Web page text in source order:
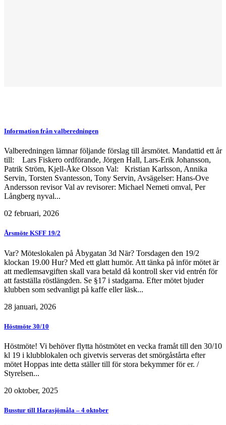
Information från valberedningen
Valberedningen lämnar följande förslag till årsmötet. Mandattid ett år
till: Lars Fiskero ordförande, Jörgen Hall, Lars-Erik Johansson,
Patrik Ström, Kjell-Åke Olsson Val: Kristian Karlsson, Annika
Servin, Torsten Svantesson, Tony Servin, Avsägelser: Hans-Ove
Andersson revisor Val av revisorer: Michael Nemeti omval, Per
Långberg nyval...
02 februari, 2026
Årsmöte KSFF 19/2
Var? Möteslokalen på Åbygatan 3d När? Torsdagen den 19/2
klockan 19.00 Hur? Med ett glatt humör. Att tänka på inför mötet är
att medlemsavgiften skall vara betald då kontroll sker vid entrén för
att fastställa röstlängden. Se §17 i stadgarna. Efter mötet bjuder
klubben som sedvanligt på kaffe eller läsk...
28 januari, 2026
Höstmöte 30/10
Höstmöte! Vi behöver flytta höstmötet en vecka framåt till den 30/10
kl 19 i klubblokalen och givetvis serveras det smörgåstårta efter
mötet Hoppas inte detta ställer till för stora bekymmer för er. /
Styrelsen...
20 oktober, 2025
Busstur till Harasjömåla – 4 oktober